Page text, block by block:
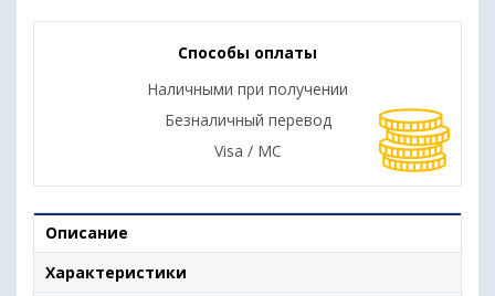
Способы оплаты
Наличными при получении
Безналичный перевод
Visa / MC
Описание
Характеристики